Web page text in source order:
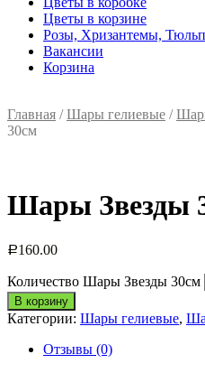
Цветы в корзине
Розы, Хризантемы,
Вакансии
Корзина
Главная /Шары гелиевые /
30см
Шары Звезды
Р160.00
Количество Шары Звезды 30см
В корзину
Категории: Шары гелиевые,
Отзывы (0)